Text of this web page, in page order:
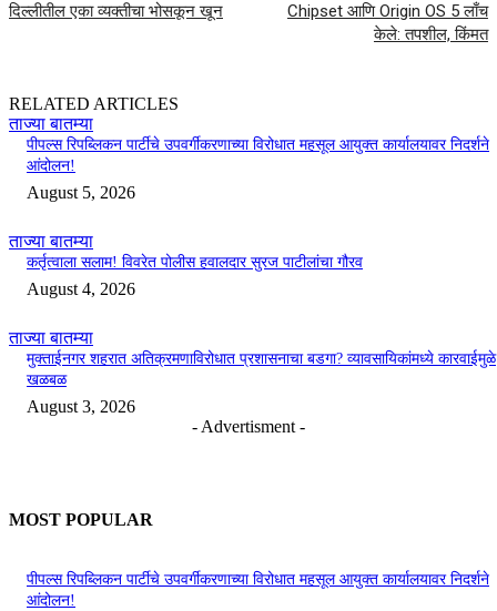
दिल्लीतील एका व्यक्तीचा भोसकून खून
Chipset आणि Origin OS 5 लाँच
केले: तपशील, किंमत
RELATED ARTICLES
ताज्या बातम्या
पीपल्स रिपब्लिकन पार्टीचे उपवर्गीकरणाच्या विरोधात महसूल आयुक्त कार्यालयावर निदर्शने
आंदोलन!
August 5, 2026
ताज्या बातम्या
कर्तृत्वाला सलाम! विवरेत पोलीस हवालदार सुरज पाटीलांचा गौरव
August 4, 2026
ताज्या बातम्या
मुक्ताईनगर शहरात अतिक्रमणाविरोधात प्रशासनाचा बडगा? व्यावसायिकांमध्ये कारवाईमुळे
खळबळ
August 3, 2026
- Advertisment -
MOST POPULAR
पीपल्स रिपब्लिकन पार्टीचे उपवर्गीकरणाच्या विरोधात महसूल आयुक्त कार्यालयावर निदर्शने
आंदोलन!